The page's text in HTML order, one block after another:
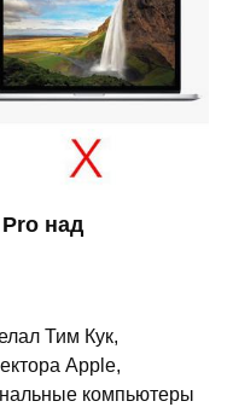
над
Тим Кук,
Apple,
компьютеры